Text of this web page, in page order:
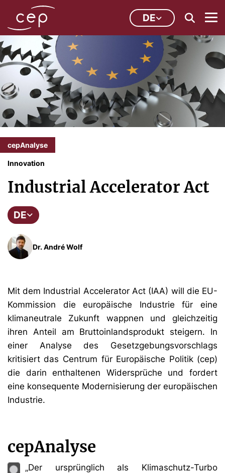
DE
cepAnalyse
Innovation
Industrial Accelerator Act
DE
Dr. André Wolf
Mit dem Industrial Accelerator Act (IAA) will die EU-
Kommission die europäische Industrie für eine
klimaneutrale Zukunft wappnen und gleichzeitig
ihren Anteil am Bruttoinlandsprodukt steigern. In
einer Analyse des Gesetzgebungsvorschlags
kritisiert das Centrum für Europäische Politik (cep)
die darin enthaltenen Widersprüche und fordert
eine konsequente Modernisierung der europäischen
Industrie.
cepAnalyse
„Der ursprünglich als Klimaschutz-Turbo